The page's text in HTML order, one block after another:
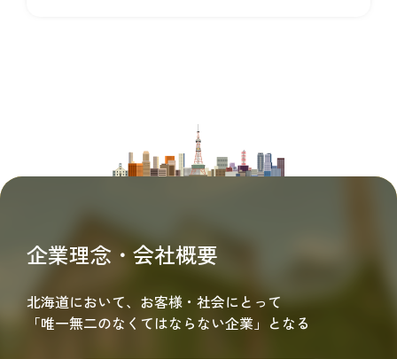
企業理念・会社概要
北海道において、お客様・社会にとって
「唯一無二のなくてはならない企業」となる